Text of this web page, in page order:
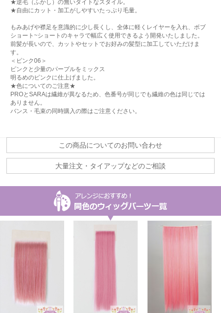
★逆毛（ふかし）の無いタイトなスタイル。
★自由にカット・加工がしやすいたっぷり毛量。
もみあげや襟足を意識的に少し長くし、全体に軽くレイヤーを入れ、ボブ
ショート~ショートのキャラで幅広く使用できるよう開発いたしました。
前髪が長いので、カットやセットでお好みの髪型に加工していただけま
す。
＜ピンク06＞
ピンクと少量のパープルをミックス
明るめのピンクに仕上げました。
★色についてのご注意★
PROとSARAは繊維が異なるため、色番号が同じでも繊維の色は同じでは
ありません。
バンス・毛束の同時購入の際はご注意ください。
この商品についてのお問い合わせ
大量注文・タイアップなどのご相談